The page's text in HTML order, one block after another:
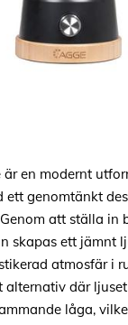
är en modernt
ett genomtänkt
att ställa in
skapas ett jämnt
atmosfär i
alternativ där
låga,